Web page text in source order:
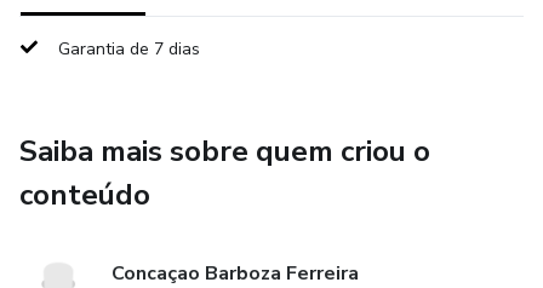
Garantia de 7 dias
Saiba mais sobre quem criou o
conteúdo
Concaçao Barboza Ferreira